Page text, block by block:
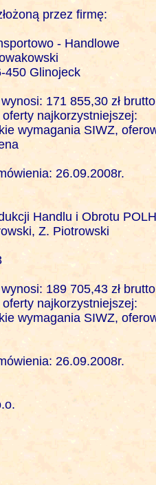
przez firmę:
- Handlowe
450 Glinojeck
171 855,30 zł brutto
najkorzystniejszej:
wymagania SIWZ,
26.09.2008r.
Handlu i Obrotu
Z. Piotrowski
189 705,43 zł brutto
najkorzystniejszej:
wymagania SIWZ,
26.09.2008r.